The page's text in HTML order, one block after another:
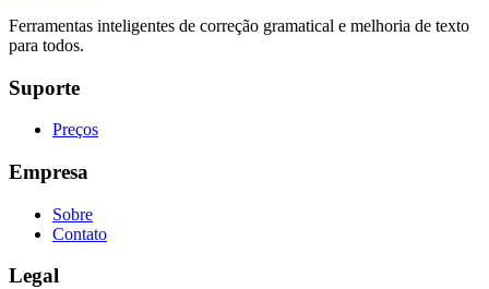
Ferramentas inteligentes de correção gramatical e melhoria de texto
para todos.
Suporte
Preços
Empresa
Sobre
Contato
Legal